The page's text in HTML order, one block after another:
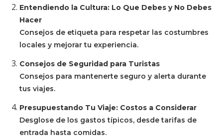
Entendiendo la Cultura: Lo Que Debes y No Debes
Hacer
Consejos de etiqueta para respetar las costumbres
locales y mejorar tu experiencia.
Consejos de Seguridad para Turistas
Consejos para mantenerte seguro y alerta durante
tus viajes.
Presupuestando Tu Viaje: Costos a Considerar
Desglose de los gastos típicos, desde tarifas de
entrada hasta comidas.